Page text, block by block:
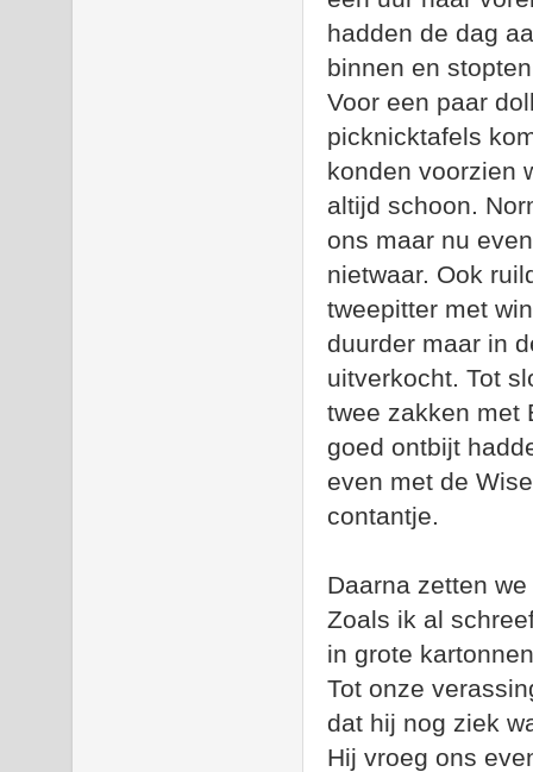
hadden de dag
binnen en
Voor een paar
picknicktafels
konden voorzien
altijd schoon.
ons maar nu
nietwaar. Ook
tweepitter met
duurder maar in
uitverkocht. Tot
twee zakken met
goed ontbijt
even met de
contantje.
Daarna zetten
Zoals ik al
in grote
Tot onze
dat hij nog ziek
Hij vroeg ons